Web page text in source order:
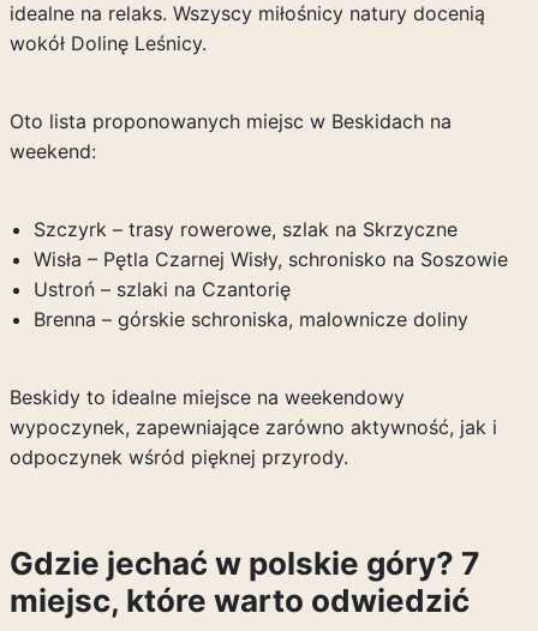
idealne na relaks. Wszyscy miłośnicy natury docenią
wokół Dolinę Leśnicy.
Oto lista proponowanych miejsc w Beskidach na
weekend:
Szczyrk – trasy rowerowe, szlak na Skrzyczne
Wisła – Pętla Czarnej Wisły, schronisko na Soszowie
Ustroń – szlaki na Czantorię
Brenna – górskie schroniska, malownicze doliny
Beskidy to idealne miejsce na weekendowy
wypoczynek, zapewniające zarówno aktywność, jak i
odpoczynek wśród pięknej przyrody.
Gdzie jechać w polskie góry? 7
miejsc, które warto odwiedzić